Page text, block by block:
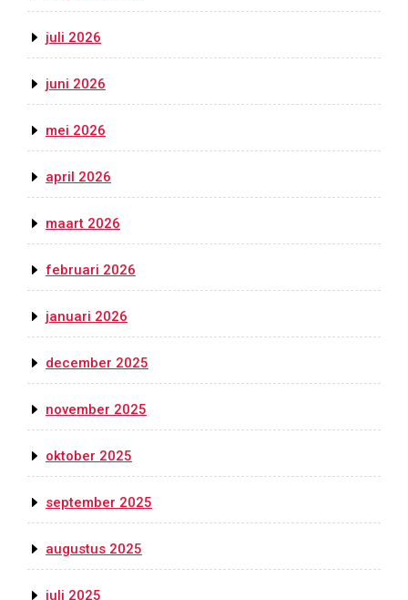
juli 2026
juni 2026
mei 2026
april 2026
maart 2026
februari 2026
januari 2026
december 2025
november 2025
oktober 2025
september 2025
augustus 2025
juli 2025